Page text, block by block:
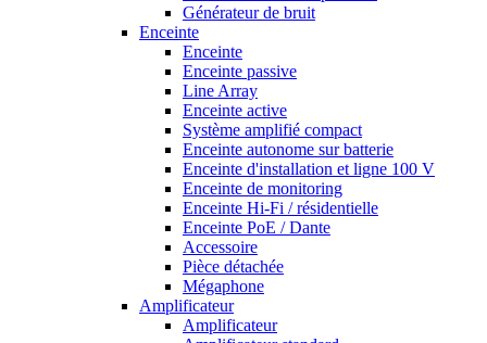
Générateur de bruit
Enceinte
Enceinte
Enceinte passive
Line Array
Enceinte active
Système amplifié compact
Enceinte autonome sur batterie
Enceinte d'installation et ligne 100 V
Enceinte de monitoring
Enceinte Hi-Fi / résidentielle
Enceinte PoE / Dante
Accessoire
Pièce détachée
Mégaphone
Amplificateur
Amplificateur